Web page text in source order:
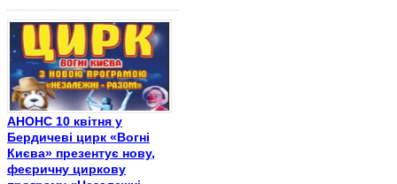
АНОНС 10 квітня у
Бердичеві цирк «Вогні
Києва» презентує нову,
феєричну циркову